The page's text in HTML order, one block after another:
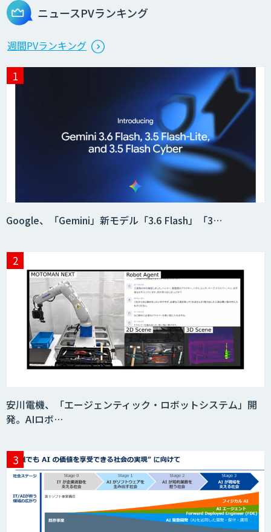
ニュースPVランキング
週間PVランキング
Google、「Gemini」新モデル「3.6 Flash」「3…
安川電機、「エージェンティック・ロボットシステム」開
発。AIロボ…